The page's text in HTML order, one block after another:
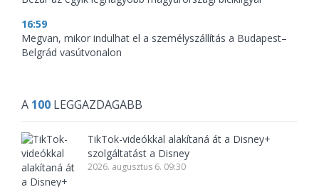
16:59
Megvan, mikor indulhat el a személyszállítás a Budapest–
Belgrád vasútvonalon
A 100 LEGGAZDAGABB
TikTok-videókkal alakítaná át a Disney+
szolgáltatást a Disney
2026. augusztus 6. 09:30